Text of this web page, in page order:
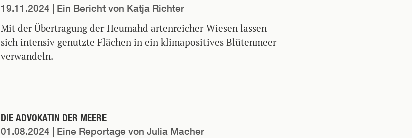
19.11.2024 | Ein Bericht von Katja Richter
Mit der Übertragung der Heumahd artenreicher Wiesen lassen
sich intensiv genutzte Flächen in ein klimapositives Blütenmeer
verwandeln.
DIE ADVOKATIN DER MEERE
01.08.2024 | Eine Reportage von Julia Macher